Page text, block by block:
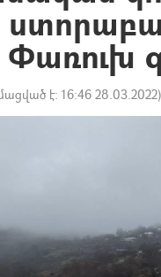
է: 16:46 28.03.2022)